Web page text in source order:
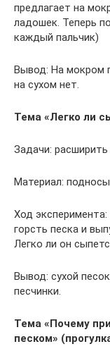
предлагает на
ладошек. Теперь
каждый пальчик)
Вывод: На мокром
на сухом нет.
Тема «Легко ли
Задачи: расширить
Материал:
Ход
горсть песка и
Легко ли он
Вывод: сухой
песчинки.
Тема «Почему
песком»